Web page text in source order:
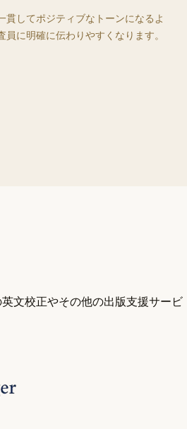
してポジティブなトーンになるよ
に明確に伝わりやすくなります。
文校正やその他の出版支援サービ